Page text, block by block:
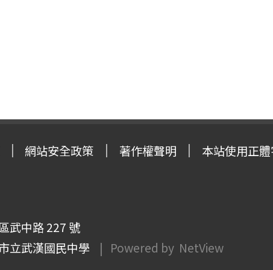
網站安全政策 著作權聲明 本站使用正
武中路 227 號
立武漢國民中學 | Powered by NetView